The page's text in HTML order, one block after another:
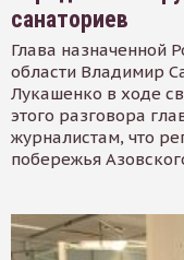
санаториев
Глава назначенной
области Владимир
Лукашенко в ходе
этого разговора
журналистам, что
побережья